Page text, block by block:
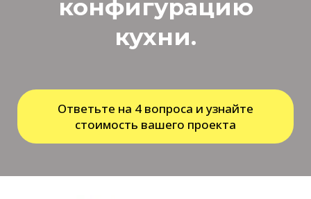
конфигурацию
кухни.
Ответьте на 4 вопроса и узнайте
стоимость вашего проекта